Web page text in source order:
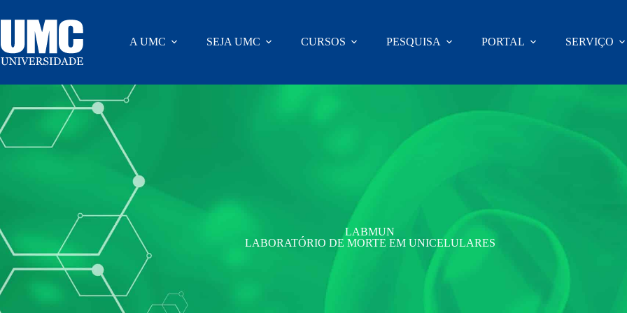
A UMC SEJA UMC CURSOS PESQUISA PORTAL SERVIÇO
LABMUN
LABORATÓRIO DE MORTE EM UNICELULARES